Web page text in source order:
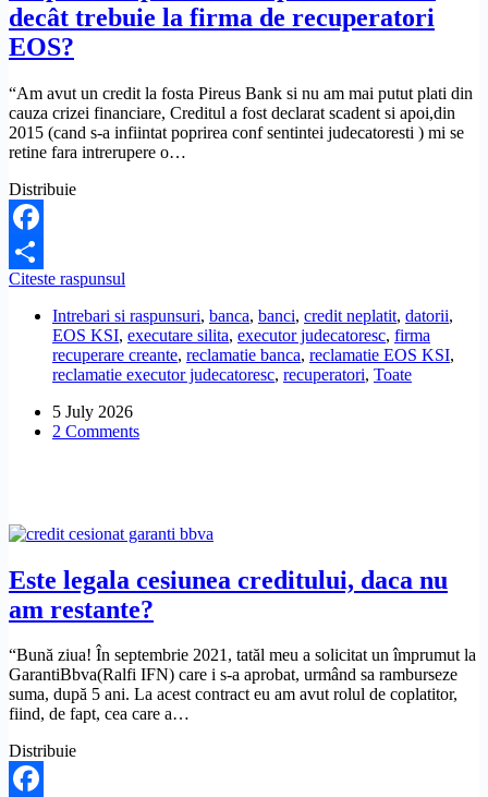
decât trebuie la firma de recuperatori
EOS?
“Am avut un credit la fosta Pireus Bank si nu am mai putut plati din
cauza crizei financiare, Creditul a fost declarat scadent si apoi,din
2015 (cand s-a infiintat poprirea conf sentintei judecatoresti ) mi se
retine fara intrerupere o…
Distribuie
Facebook
Share
Citeste raspunsul
face
pentru
a
nu
mai
mult
de
Intrebari si raspunsuri, banca, banci, credit neplatit, datorii,
EOS KSI, executare silita, executor judecatoresc, firma
recuperare creante, reclamatie banca, reclamatie EOS KSI,
reclamatie executor judecatoresc, recuperatori, Toate
5 July 2026
2 Comments
Este legala cesiunea creditului, daca nu
am restante?
“Bună ziua! În septembrie 2021, tatăl meu a solicitat un împrumut la
GarantiBbva(Ralfi IFN) care i s-a aprobat, urmând sa ramburseze
suma, după 5 ani. La acest contract eu am avut rolul de coplatitor,
fiind, de fapt, cea care a…
Distribuie